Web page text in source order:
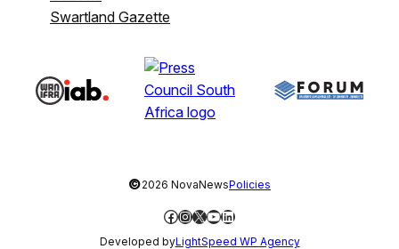
Swartland Gazette
©2026 NovaNewsPolicies
Facebook
Instagram
X YouTube
LinkedIn
Developed byLightSpeed WP Agency